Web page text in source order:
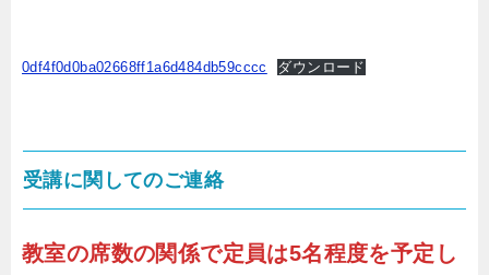
0df4f0d0ba02668ff1a6d484db59cccc ダウンロード
受講に関してのご連絡
教室の席数の関係で定員は5名程度を予定し